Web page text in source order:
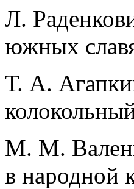
Л.
южных
Т. А.
М. М.
в народной